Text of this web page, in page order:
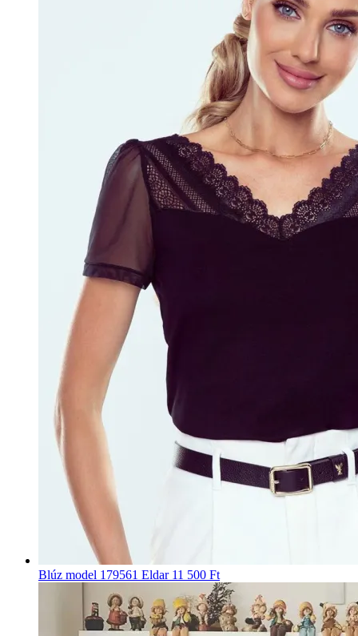
Blúz model 179561 Eldar 11 500 Ft